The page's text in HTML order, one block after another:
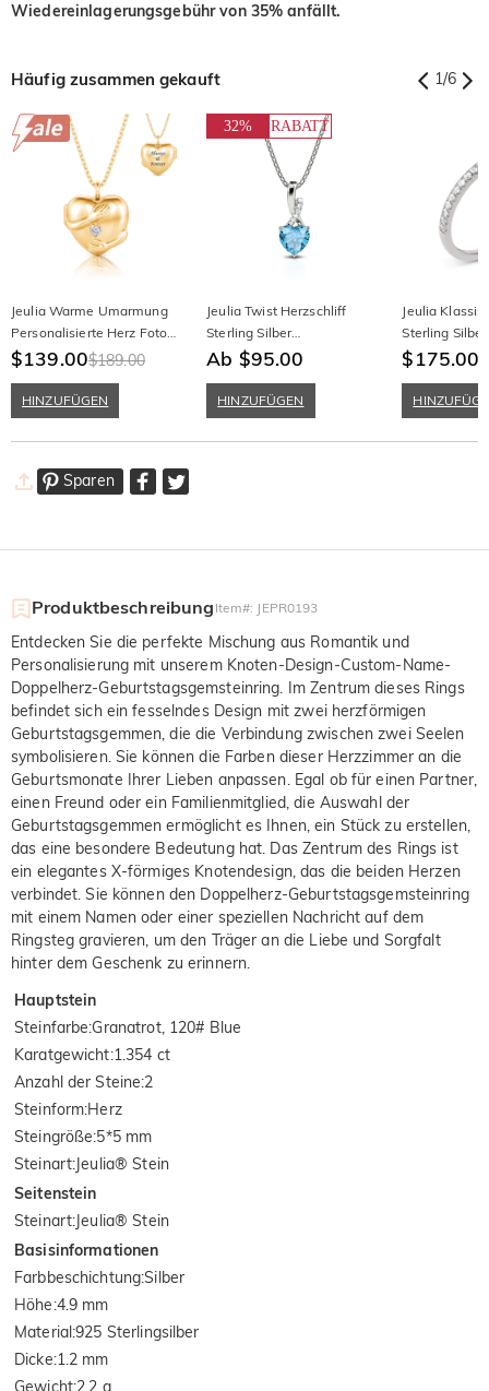
Wiedereinlagerungsgebühr von 35% anfällt.
Häufig zusammen gekauft 1/6
Jeulia Warme Umarmung
Personalisierte Herz Foto
Medaillon Halskette mit
$139.00$189.00
HINZUFÜGEN
32% RABATT
Jeulia Twist Herzschliff
Sterling Silber
Personalisierte Halskette
Ab $95.00
HINZUFÜGEN
Jeulia
Sterling
$175.00
Sparen
Produktbeschreibung Item#: JEPR0193
Entdecken Sie die perfekte Mischung aus Romantik und
Personalisierung mit unserem Knoten-Design-Custom-Name-
Doppelherz-Geburtstagsgemsteinring. Im Zentrum dieses Rings
befindet sich ein fesselndes Design mit zwei herzförmigen
Geburtstagsgemmen, die die Verbindung zwischen zwei Seelen
symbolisieren. Sie können die Farben dieser Herzzimmer an die
Geburtsmonate Ihrer Lieben anpassen. Egal ob für einen Partner,
einen Freund oder ein Familienmitglied, die Auswahl der
Geburtstagsgemmen ermöglicht es Ihnen, ein Stück zu erstellen,
das eine besondere Bedeutung hat. Das Zentrum des Rings ist
ein elegantes X-förmiges Knotendesign, das die beiden Herzen
verbindet. Sie können den Doppelherz-Geburtstagsgemsteinring
mit einem Namen oder einer speziellen Nachricht auf dem
Ringsteg gravieren, um den Träger an die Liebe und Sorgfalt
hinter dem Geschenk zu erinnern.
Hauptstein
Steinfarbe:Granatrot, 120# Blue
Karatgewicht:1.354 ct
Anzahl der Steine:2
Steinform:Herz
Steingröße:5*5 mm
Steinart:Jeulia® Stein
Seitenstein
Steinart:Jeulia® Stein
Basisinformationen
Farbbeschichtung:Silber
Höhe:4.9 mm
Material:925 Sterlingsilber
Dicke:1.2 mm
Gewicht:2.2 g